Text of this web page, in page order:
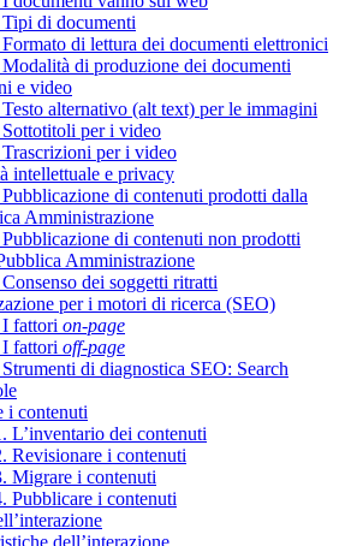
di documenti
di lettura dei documenti elettronici
di produzione dei documenti
e video
alternativo (alt text) per le immagini
per i video
per i video
intellettuale e privacy
di contenuti prodotti dalla
Amministrazione
di contenuti non prodotti
Amministrazione
dei soggetti ritratti
per i motori di ricerca (SEO)
fattori on-page
fattori off-page
di diagnostica SEO: Search
i contenuti
L’inventario dei contenuti
Revisionare i contenuti
Migrare i contenuti
Pubblicare i contenuti
dell’interazione